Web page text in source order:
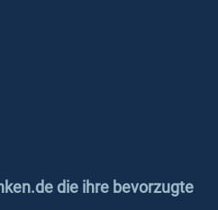
die ihre bevorzugte